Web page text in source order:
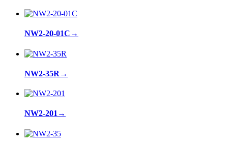
NW2-20-01C →
NW2-35R →
NW2-201→